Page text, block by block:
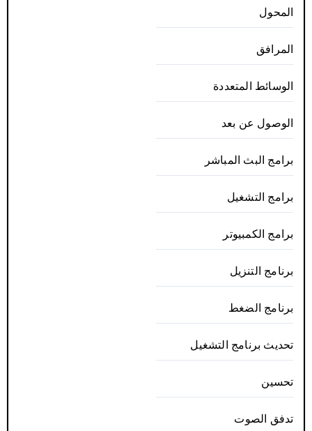
المحول
المرافق
الوسائط المتعددة
الوصول عن بعد
برامج البث المباشر
برامج التشغيل
برامج الكمبيوتر
برنامج التنزيل
برنامج الضغط
تحديث برنامج التشغيل
تحسين
تدفق الصوت